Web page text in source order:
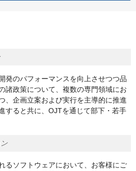
発のパフォーマンスを向上させつつ品
諸政策について、複数の専門領域にお
、企画立案および実行を主導的に推進
すると共に、OJTを通じて部下・若手
るソフトウェアにおいて、お客様にご